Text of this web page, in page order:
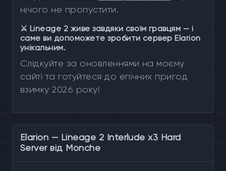
нічого не пропустити.
⚔️ Lineage 2 живе завдяки своїм гравцям — і
саме ви допоможете зробити сервер Elarion
унікальним.
Слідкуйте за оновленнями на моєму
сайті та готуйтеся до епічних пригод
взимку 2026 року!
Elarion — Lineage 2 Interlude x3 Hard
Server від Monche